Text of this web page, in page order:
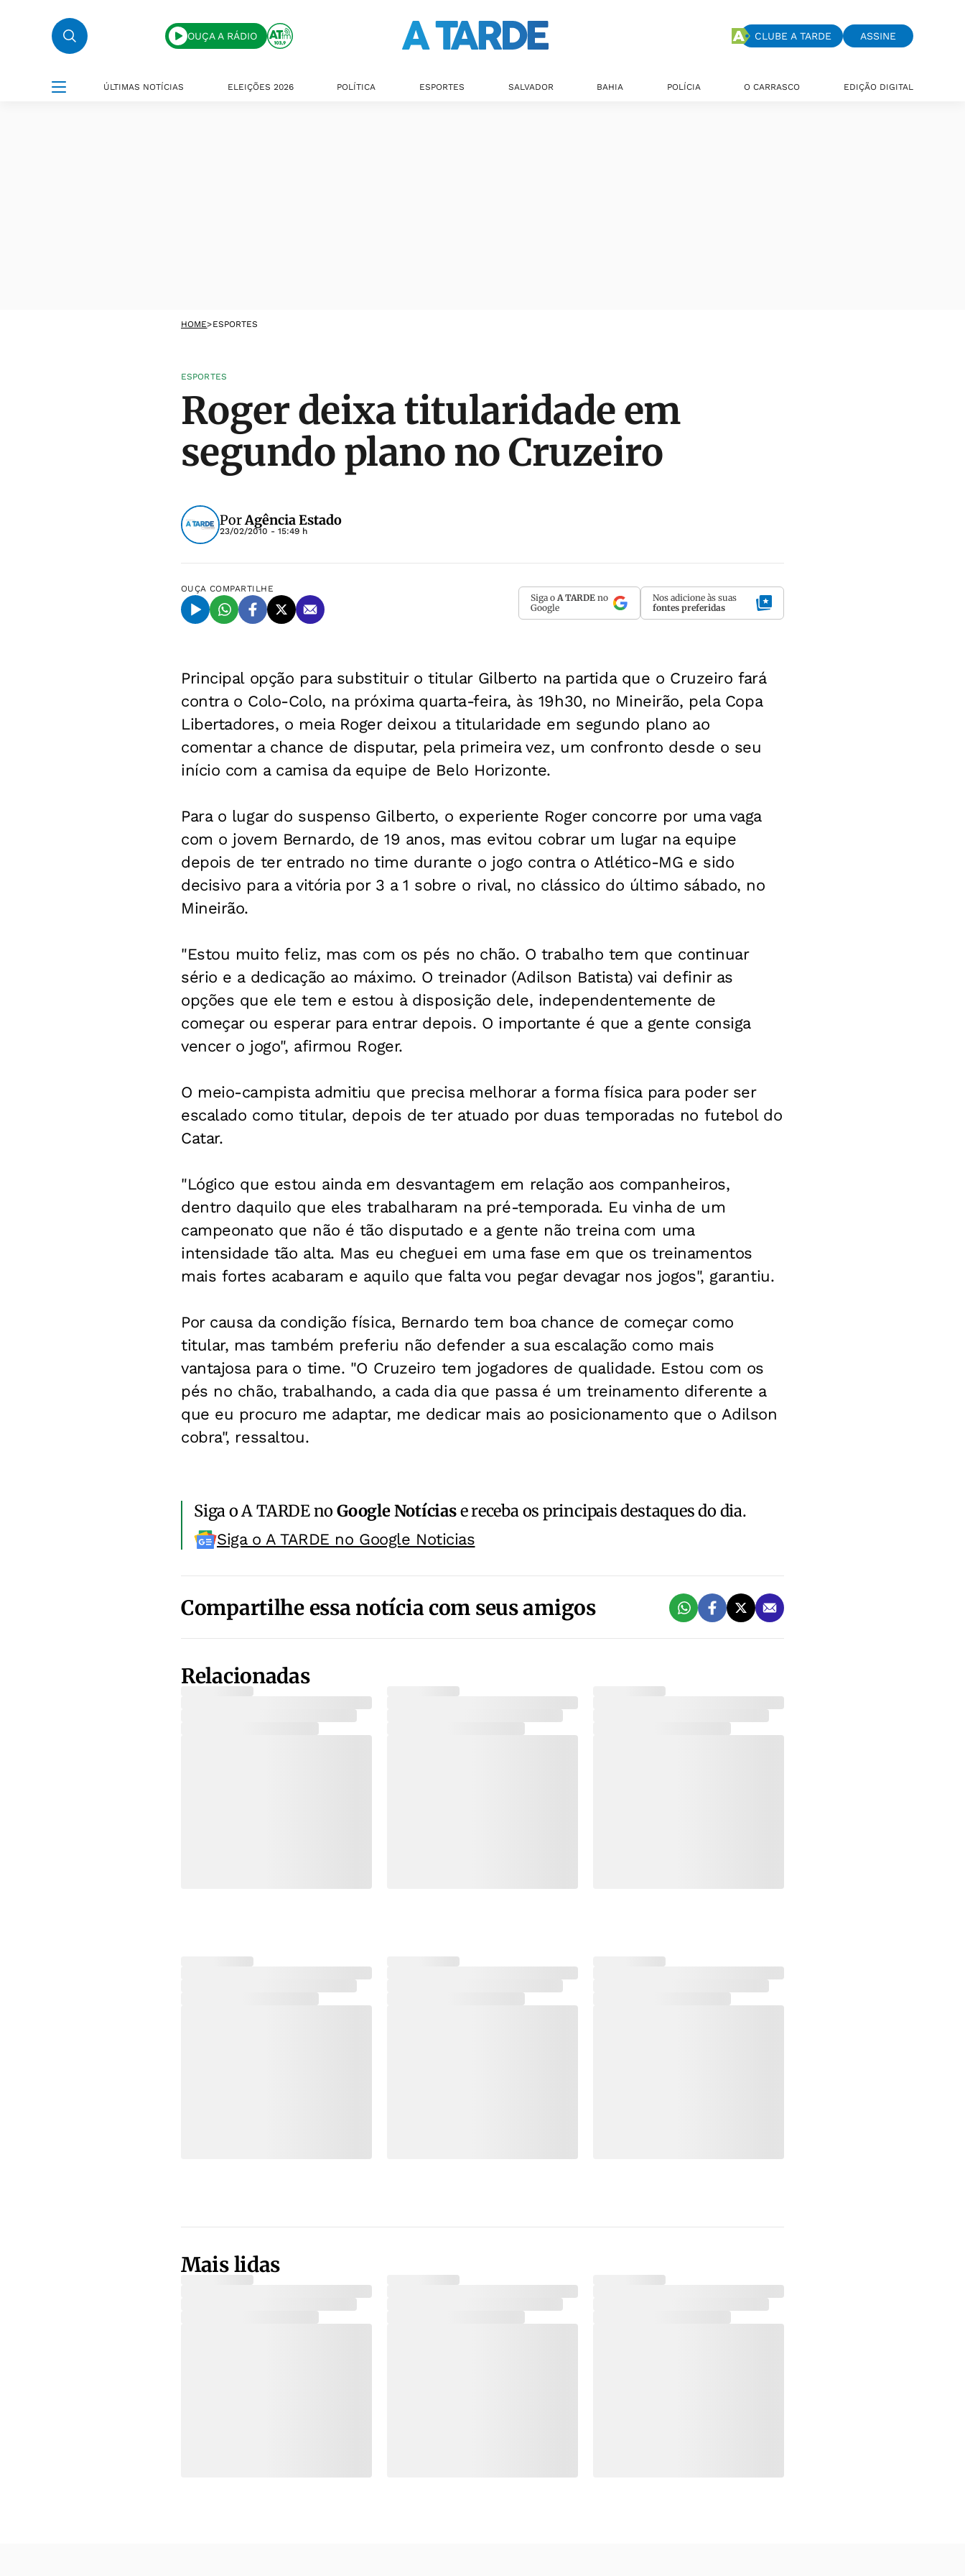
OUÇA A RÁDIO CLUBE A TARDE ASSINE
ÚLTIMAS NOTÍCIAS ELEIÇÕES 2026 POLÍTICA ESPORTES SALVADOR BAHIA POLÍCIA O CARRASCO EDIÇÃO DIGITAL
HOME>ESPORTES
ESPORTES
Roger deixa titularidade em
segundo plano no Cruzeiro
PorAgência Estado
23/02/2010 - 15:49 h
OUÇA COMPARTILHE
Siga o A TARDE no
Google
Nos adicione às suas
fontes preferidas
Principal opção para substituir o titular Gilberto na partida que o Cruzeiro fará
contra o Colo-Colo, na próxima quarta-feira, às 19h30, no Mineirão, pela Copa
Libertadores, o meia Roger deixou a titularidade em segundo plano ao
comentar a chance de disputar, pela primeira vez, um confronto desde o seu
início com a camisa da equipe de Belo Horizonte.
Para o lugar do suspenso Gilberto, o experiente Roger concorre por uma vaga
com o jovem Bernardo, de 19 anos, mas evitou cobrar um lugar na equipe
depois de ter entrado no time durante o jogo contra o Atlético-MG e sido
decisivo para a vitória por 3 a 1 sobre o rival, no clássico do último sábado, no
Mineirão.
"Estou muito feliz, mas com os pés no chão. O trabalho tem que continuar
sério e a dedicação ao máximo. O treinador (Adilson Batista) vai definir as
opções que ele tem e estou à disposição dele, independentemente de
começar ou esperar para entrar depois. O importante é que a gente consiga
vencer o jogo", afirmou Roger.
O meio-campista admitiu que precisa melhorar a forma física para poder ser
escalado como titular, depois de ter atuado por duas temporadas no futebol do
Catar.
"Lógico que estou ainda em desvantagem em relação aos companheiros,
dentro daquilo que eles trabalharam na pré-temporada. Eu vinha de um
campeonato que não é tão disputado e a gente não treina com uma
intensidade tão alta. Mas eu cheguei em uma fase em que os treinamentos
mais fortes acabaram e aquilo que falta vou pegar devagar nos jogos", garantiu.
Por causa da condição física, Bernardo tem boa chance de começar como
titular, mas também preferiu não defender a sua escalação como mais
vantajosa para o time. "O Cruzeiro tem jogadores de qualidade. Estou com os
pés no chão, trabalhando, a cada dia que passa é um treinamento diferente a
que eu procuro me adaptar, me dedicar mais ao posicionamento que o Adilson
cobra", ressaltou.
Siga o A TARDE noGoogle Notíciase receba os principais destaques do dia.
Siga o A TARDE no Google Noticias
Compartilhe essa notícia com seus amigos
Relacionadas
Mais lidas